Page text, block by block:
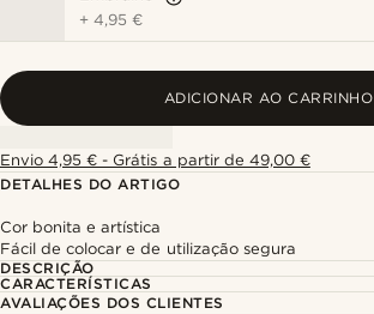
+4,95 €
ADICIONAR AO CARRINHO
Envio 4,95 € - Grátis a partir de 49,00 €
DETALHES DO ARTIGO
Cor bonita e artística
Fácil de colocar e de utilização segura
DESCRIÇÃO
CARACTERÍSTICAS
AVALIAÇÕES DOS CLIENTES